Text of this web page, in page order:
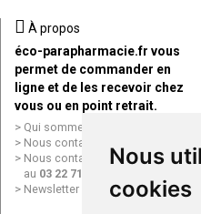
Nous
cookies
À propos
éco-parapharmacie.fr vous
permet de commander en
ligne et de les recevoir chez
vous ou en point retrait.
Qui sommes nous ?
Nous contacter par e-mail
Nous contacter par téléphone
au 03 22 71 64 10
Newsletter